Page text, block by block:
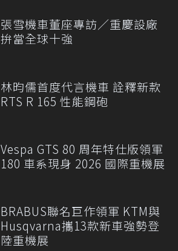
張雪機車董座專訪／重慶設廠
拚當全球十強
林昀儒首度代言機車 詮釋新款
RTS R 165 性能鋼砲
Vespa GTS 80 周年特仕版領軍
180 車系現身 2026 國際重機展
BRABUS聯名巨作領軍 KTM與
Husqvarna攜13款新車強勢登
陸重機展